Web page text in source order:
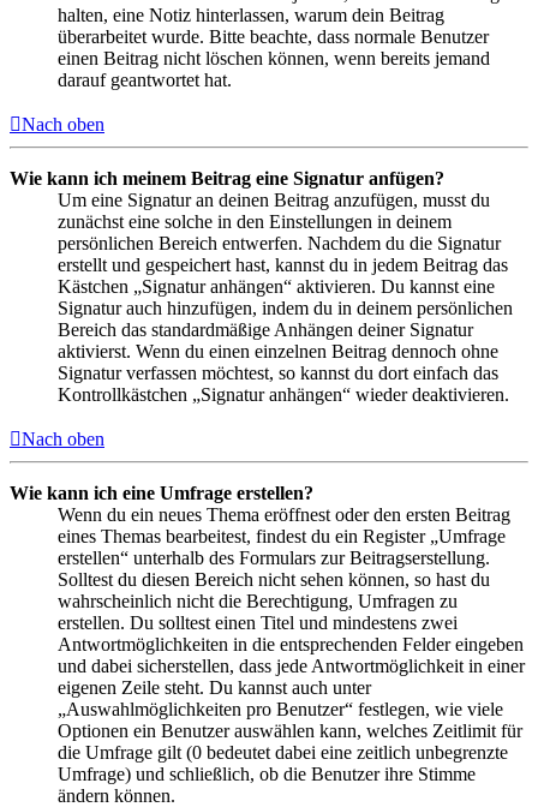
halten, eine Notiz hinterlassen, warum dein Beitrag
überarbeitet wurde. Bitte beachte, dass normale Benutzer
einen Beitrag nicht löschen können, wenn bereits jemand
darauf geantwortet hat.
Nach oben
Wie kann ich meinem Beitrag eine Signatur anfügen?
Um eine Signatur an deinen Beitrag anzufügen, musst du
zunächst eine solche in den Einstellungen in deinem
persönlichen Bereich entwerfen. Nachdem du die Signatur
erstellt und gespeichert hast, kannst du in jedem Beitrag das
Kästchen „Signatur anhängen“ aktivieren. Du kannst eine
Signatur auch hinzufügen, indem du in deinem persönlichen
Bereich das standardmäßige Anhängen deiner Signatur
aktivierst. Wenn du einen einzelnen Beitrag dennoch ohne
Signatur verfassen möchtest, so kannst du dort einfach das
Kontrollkästchen „Signatur anhängen“ wieder deaktivieren.
Nach oben
Wie kann ich eine Umfrage erstellen?
Wenn du ein neues Thema eröffnest oder den ersten Beitrag
eines Themas bearbeitest, findest du ein Register „Umfrage
erstellen“ unterhalb des Formulars zur Beitragserstellung.
Solltest du diesen Bereich nicht sehen können, so hast du
wahrscheinlich nicht die Berechtigung, Umfragen zu
erstellen. Du solltest einen Titel und mindestens zwei
Antwortmöglichkeiten in die entsprechenden Felder eingeben
und dabei sicherstellen, dass jede Antwortmöglichkeit in einer
eigenen Zeile steht. Du kannst auch unter
„Auswahlmöglichkeiten pro Benutzer“ festlegen, wie viele
Optionen ein Benutzer auswählen kann, welches Zeitlimit für
die Umfrage gilt (0 bedeutet dabei eine zeitlich unbegrenzte
Umfrage) und schließlich, ob die Benutzer ihre Stimme
ändern können.